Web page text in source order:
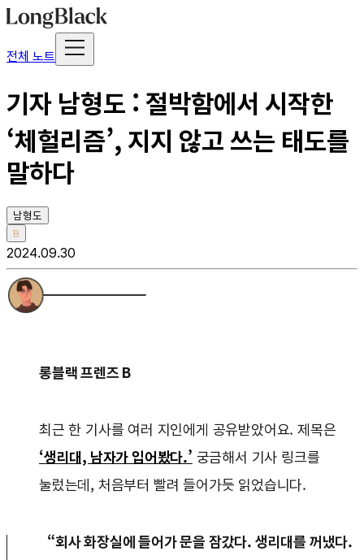
전체 노트
기자 남형도 : 절박함에서 시작한
‘체헐리즘’, 지지 않고 쓰는 태도를
말하다
남형도
B
2024.09.30
롱블랙 프렌즈 B
최근 한 기사를 여러 지인에게 공유받았어요. 제목은
‘생리대, 남자가 입어봤다.’ 궁금해서 기사 링크를
눌렀는데, 처음부터 빨려 들어가듯 읽었습니다.
“회사 화장실에 들어가 문을 잠갔다. 생리대를 꺼냈다.